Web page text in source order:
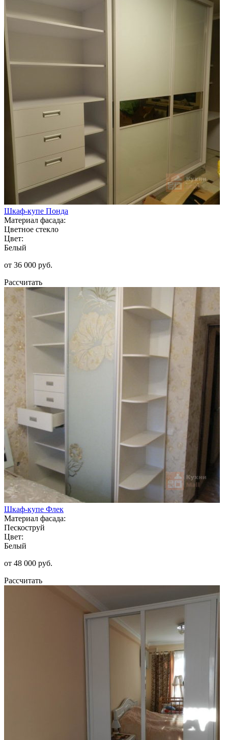
Шкаф-купе Понда
Материал фасада:
Цветное стекло
Цвет:
Белый
от 36 000 руб.
Рассчитать
Шкаф-купе Флек
Материал фасада:
Пескоструй
Цвет:
Белый
от 48 000 руб.
Рассчитать